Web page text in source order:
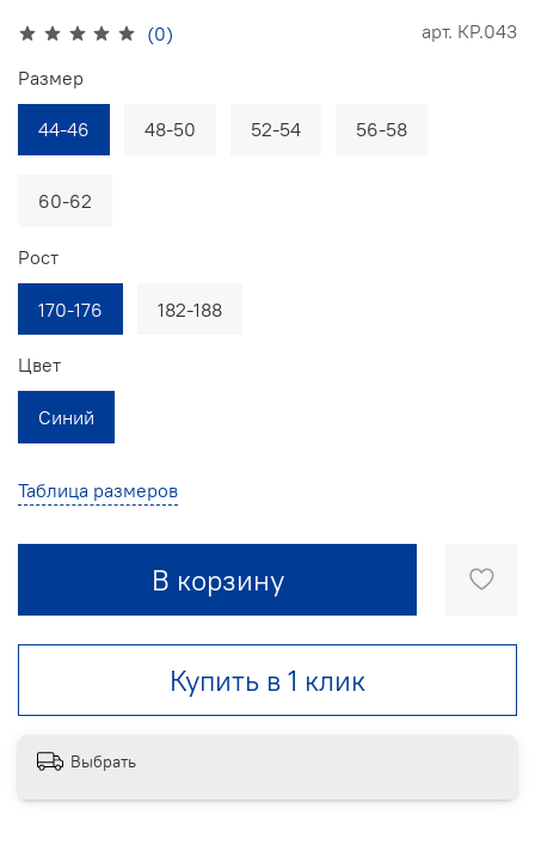
(0) арт. КР.043
Таблица размеров
В корзину
Купить в 1 клик
Размер
44-46 48-50 52-54 56-58
60-62
Рост
170-176 182-188
Цвет
Синий
Выбрать